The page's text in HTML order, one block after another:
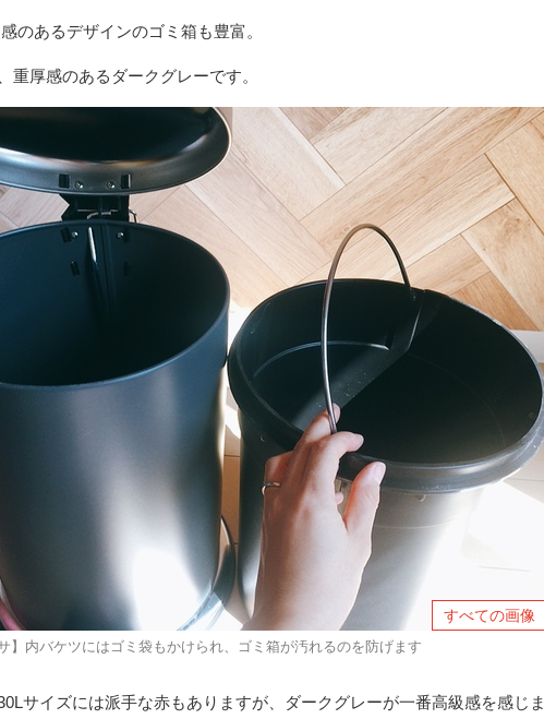
のあるデザインのゴミ箱も豊富。
重厚感のあるダークグレーです。
すべての画像
】内バケツにはゴミ袋もかけられ、ゴミ箱が汚れるのを防げます
サイズには派手な赤もありますが、ダークグレーが一番高級感を感じま